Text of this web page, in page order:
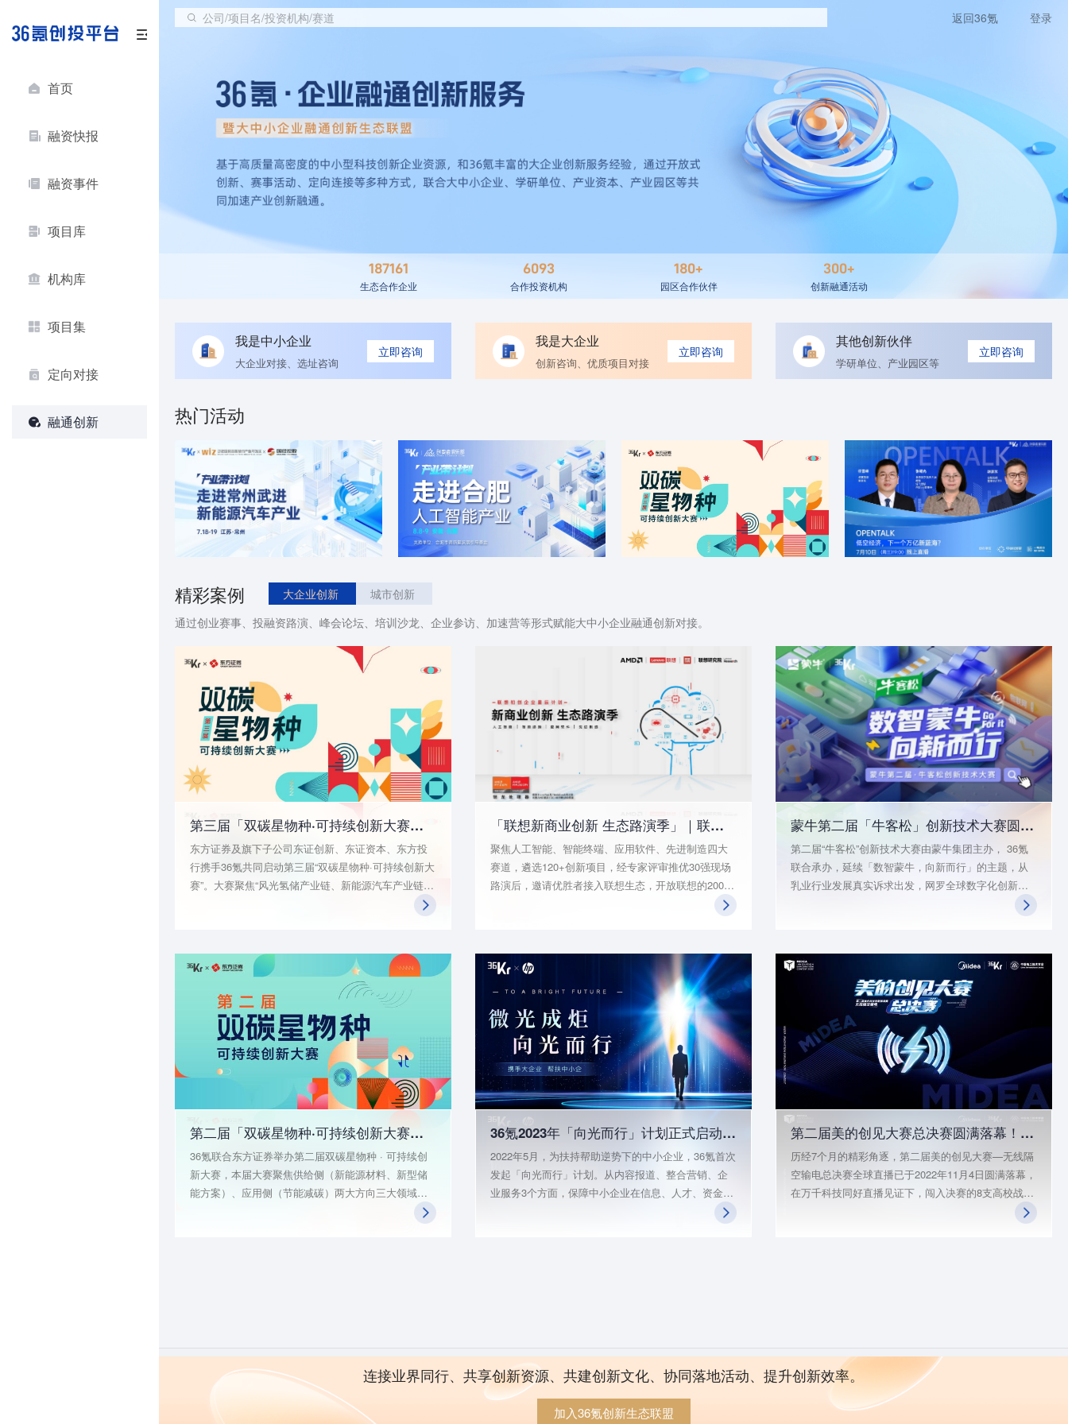
首页
融资快报
融资事件
项目库
机构库
项目集
定向对接
融通创新
公司/项目名/投资机构/赛道 返回36氪 登录
187161
生态合作企业
6093
合作投资机构
180+
园区合作伙伴
300+
创新融通活动
我是中小企业
大企业对接、选址咨询
立即咨询
我是大企业
创新咨询、优质项目对接
立即咨询
其他创新伙伴
学研单位、产业园区等
立即咨询
热门活动
精彩案例 大企业创新
城市创新
通过创业赛事、投融资路演、峰会论坛、培训沙龙、企业参访、加速营等形式赋能大中小企业融通创新对接。
第三届「双碳星物种·可持续创新大赛」正式启动招募
东方证券及旗下子公司东证创新、东证资本、东方投
行携手36氪共同启动第三届“双碳星物种·可持续创新大
赛”。大赛聚焦“风光氢储产业链、新能源汽车产业链、
低碳科技产业链”三大赛道，挖掘产业链内更具投资价
值和市场活力的创新型企业，通过汇聚和整合更多产
环节深度融合，助力参赛企业成长，为实现国家双碳
目标贡献力量。
「联想新商业创新 生态路演季」｜联想初创企业星辰计划
聚焦人工智能、智能终端、应用软件、先进制造四大
赛道，遴选120+创新项目，经专家评审推优30强现场
路演后，邀请优胜者接入联想生态，开放联想的2000
多家生态企业和280万家合作伙伴体系，年度提供累计
至高一亿元投资，一站式链接资本、市场、渠道、技
蒙牛第二届「牛客松」创新技术大赛圆满落幕，年度创新大会窥见行业数智未来
第二届“牛客松”创新技术大赛由蒙牛集团主办， 36氪
联合承办，延续「数智蒙牛，向新而行」的主题，从
乳业行业发展真实诉求出发，网罗全球数字化创新领
域的优质创新项目，共同打造可落地的数字化解决方
第二届「双碳星物种·可持续创新大赛」圆满结束
36氪联合东方证券举办第二届双碳星物种 · 可持续创
新大赛，本届大赛聚焦供给侧（新能源材料、新型储
能方案）、应用侧（节能减碳）两大方向三大领域，
本次大赛共计招募到165个优质项目，经过评审们精心
筛选，最终有30余个项目脱颖而出进入复赛，12个项
36氪2023年「向光而行」计划正式启动，携手惠普帮扶中小企业
2022年5月，为扶持帮助逆势下的中小企业，36氪首次
发起「向光而行」计划。从内容报道、整合营销、企
业服务3个方面，保障中小企业在信息、人才、资金和
技术四大要素的充分连接，陪伴一众中小企业伙伴共
第二届美的创见大赛总决赛圆满落幕！从无线到无限，创见未来，永不止步，期待下次与你相见！
历经7个月的精彩角逐，第二届美的创见大赛—无线隔
空输电总决赛全球直播已于2022年11月4日圆满落幕，
在万千科技同好直播见证下，闯入决赛的8支高校战队
都有着精彩的发挥，由孙跃教授、朱春波教授、赵争
鸣教授组成的专家评审团也给予了选手们专业点评与
连接业界同行、共享创新资源、共建创新文化、协同落地活动、提升创新效率。
加入36氪创新生态联盟
本站由阿里云
提供计算与安全服务 违法和不良信息举报电话：010-89650707 举报邮箱：jubao@36kr.com
© 2011~
北京多氪信息科技有限公司 | 京ICP证150143号